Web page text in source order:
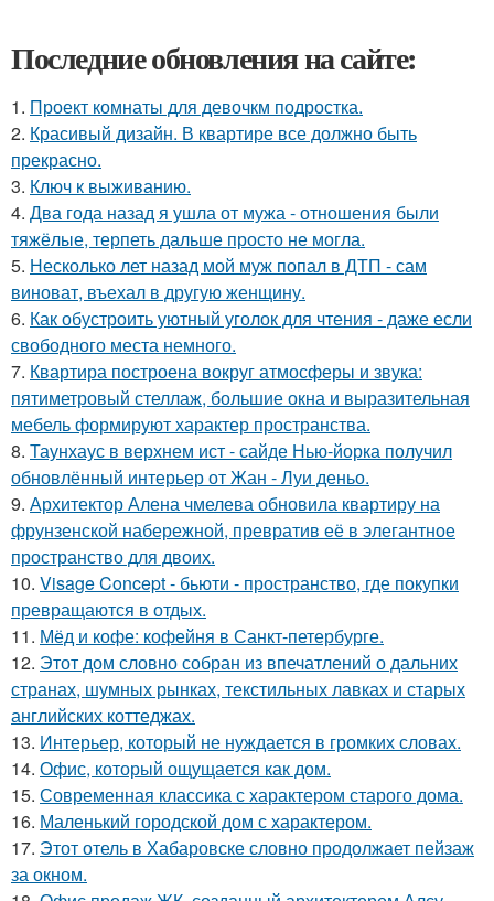
Последние обновления на сайте:
1. Проект комнаты для девочкм подростка.
2. Красивый дизайн. В квартире все должно быть
прекрасно.
3. Ключ к выживанию.
4. Два года назад я ушла от мужа - отношения были
тяжёлые, терпеть дальше просто не могла.
5. Несколько лет назад мой муж попал в ДТП - сам
виноват, въехал в другую женщину.
6. Как обустроить уютный уголок для чтения - даже если
свободного места немного.
7. Квартира построена вокруг атмосферы и звука:
пятиметровый стеллаж, большие окна и выразительная
мебель формируют характер пространства.
8. Таунхаус в верхнем ист - сайде Нью-йорка получил
обновлённый интерьер от Жан - Луи деньо.
9. Архитектор Алена чмелева обновила квартиру на
фрунзенской набережной, превратив её в элегантное
пространство для двоих.
10. Visage Concept - бьюти - пространство, где покупки
превращаются в отдых.
11. Мёд и кофе: кофейня в Санкт-петербурге.
12. Этот дом словно собран из впечатлений о дальних
странах, шумных рынках, текстильных лавках и старых
английских коттеджах.
13. Интерьер, который не нуждается в громких словах.
14. Офис, который ощущается как дом.
15. Современная классика с характером старого дома.
16. Маленький городской дом с характером.
17. Этот отель в Хабаровске словно продолжает пейзаж
за окном.